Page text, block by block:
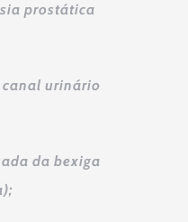
prostática
urinário
da bexiga